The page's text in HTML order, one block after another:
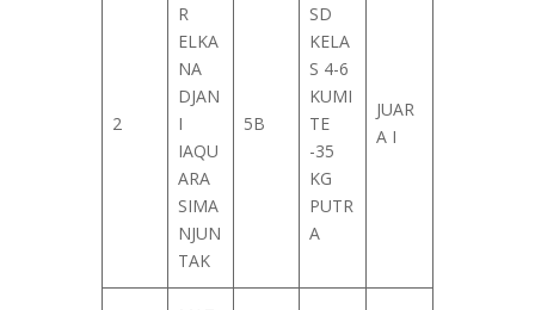
2
R
ELKA
NA
DJAN
I
IAQU
ARA
SIMA
NJUN
TAK
5B
SD
KELA
S 4-6
KUMI
TE
-35
KG
PUTR
A
JUAR
A I